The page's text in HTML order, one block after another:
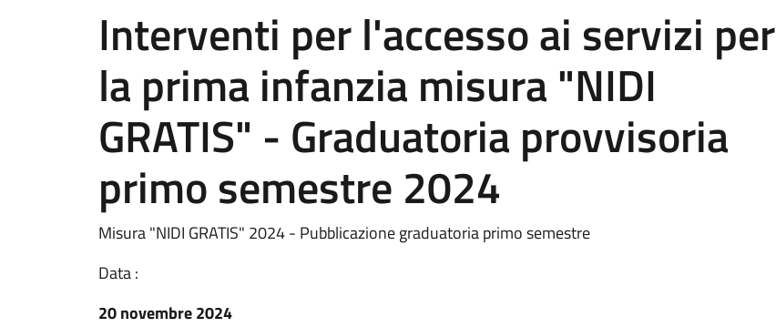
Interventi per l'accesso ai servizi per
la prima infanzia misura "NIDI
GRATIS" - Graduatoria provvisoria
primo semestre 2024
Misura "NIDI GRATIS" 2024 - Pubblicazione graduatoria primo semestre
Data :
20 novembre 2024